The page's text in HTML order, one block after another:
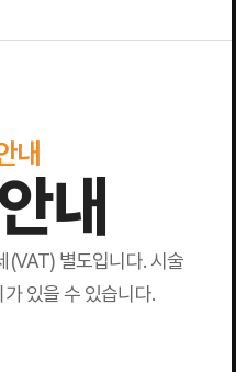
내
내
(VAT) 별도입니다. 시술
있을 수 있습니다.